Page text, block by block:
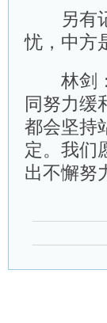
另有记
忧，中方
林剑：
同努力缓
都会坚持
定。我们
出不懈努